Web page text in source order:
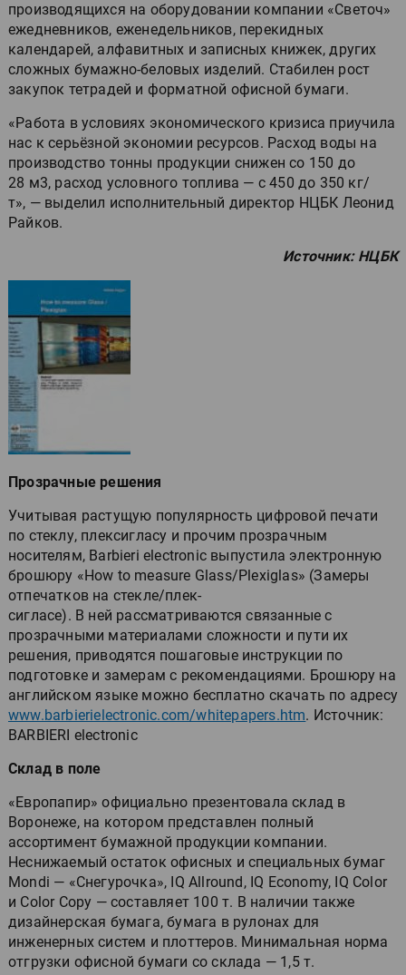
производящихся на оборудовании компании «Светоч»
ежедневников, еженедельников, перекидных
календарей, алфавитных и записных книжек, других
сложных бумажно-беловых изделий. Стабилен рост
закупок тетрадей и форматной офисной бумаги.
«Работа в условиях экономического кризиса приучила
нас к серьёзной экономии ресурсов. Расход воды на
производство тонны продукции снижен со 150 до
28 м3, расход условного топлива — с 450 до 350 кг/
т», — выделил исполнительный директор НЦБК Леонид
Райков.
Источник: НЦБК
Прозрачные решения
Учитывая растущую популярность цифровой печати
по стеклу, плексигласу и прочим прозрачным
носителям, Barbieri electronic выпустила электронную
брошюру «How to measure Glass/Plexiglas» (Замеры
отпечатков на стекле/плек-
сигласе). В ней рассматриваются связанные с
прозрачными материалами сложности и пути их
решения, приводятся пошаговые инструкции по
подготовке и замерам с рекомендациями. Брошюру на
английском языке можно бесплатно скачать по адресу
www.barbierielectronic.com/whitepapers.htm. Источник:
BARBIERI electronic
Склад в поле
«Европапир» официально презентовала склад в
Воронеже, на котором представлен полный
ассортимент бумажной продукции компании.
Неснижаемый остаток офисных и специальных бумаг
Mondi — «Снегурочка», IQ Allround, IQ Economy, IQ Color
и Color Copy — составляет 100 т. В наличии также
дизайнерская бумага, бумага в рулонах для
инженерных систем и плоттеров. Минимальная норма
отгрузки офисной бумаги со склада — 1,5 т.